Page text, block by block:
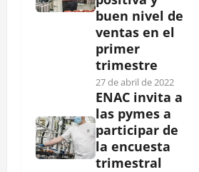
buen nivel de
ventas en el
primer
trimestre
27 de abril de 2022
ENAC invita a
las pymes a
participar de
la encuesta
trimestral